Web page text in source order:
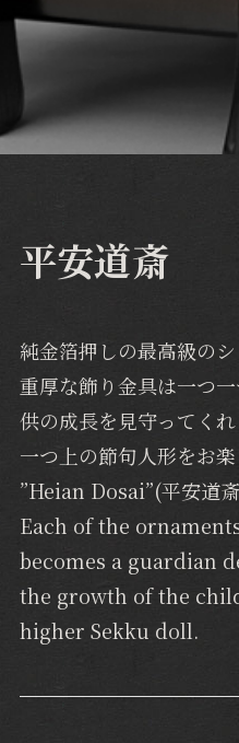
平安道斎
純金箔押しの最高級のシ
重厚な飾り金具は一つ
供の成長を見守ってくれ
一つ上の節句人形をお楽
”Heian Dosai”(平安道
Each of the
becomes a guardian
the growth of the
higher Sekku doll.